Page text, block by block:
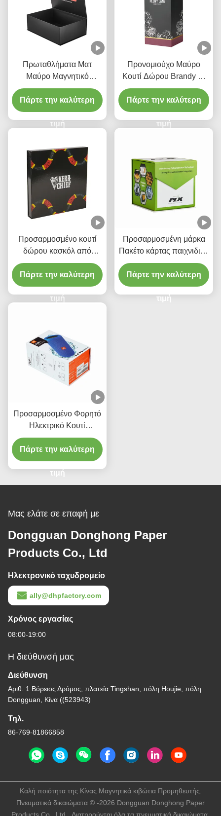
Πρωταθλήματα Ματ
Μαύρο Μαγνητικό
Ακατασταλμένα Κουτιά
Προσαρμοσμένο Κουτί
Συσκευών Ενδυμάτων
Πάρτε την καλύτερη
τιμή
Προνομιούχο Μαύρο
Κουτί Δώρου Brandy με
Μαγνητικό Κλείσιμο και
Δίσκο EVA με Λογότυπο
από Φύλλο Αλουμινίου
Πάρτε την καλύτερη
τιμή
Προσαρμοσμένο κουτί
δώρου κασκόλ από
χαρτόνι μαύρο μαγνητικό
κουτί με γυαλιστερή
πλαστικοποίηση
Πάρτε την καλύτερη
τιμή
Προσαρμοσμένη μάρκα
Πακέτο κάρτας παιχνιδιού
Ακατασταλτικό Γκρι
Πίνακα Πράσινο
Μαγνητικό Κλείσιμο UV
Λογότυπο
Πάρτε την καλύτερη
τιμή
Προσαρμοσμένο Φορητό
Ηλεκτρικό Κουτί
Συσκευασίας Ηχείου με
Μαγνητικό Λογότυπο
Χρυσής Σφραγίδας
Πάρτε την καλύτερη
τιμή
Μας ελάτε σε επαφή με
Dongguan Donghong Paper
Products Co., Ltd
Ηλεκτρονικό ταχυδρομείο
ally@dhpfactory.com
Χρόνος εργασίας
08:00-19:00
Η διεύθυνσή μας
Διεύθυνση
Αριθ. 1 Βόρειος Δρόμος, πλατεία Tingshan, πόλη Houjie, πόλη
Dongguan, Κίνα ((523943)
Τηλ.
86-769-81866858
Καλή ποιότητα της Κίνας Μαγνητικά κιβώτια Προμηθευτής.
Πνευματικά δικαιώματα © -2026 Dongguan Donghong Paper
Products Co., Ltd . Διατηρούνται όλα τα πνευματικά δικαιώματα.